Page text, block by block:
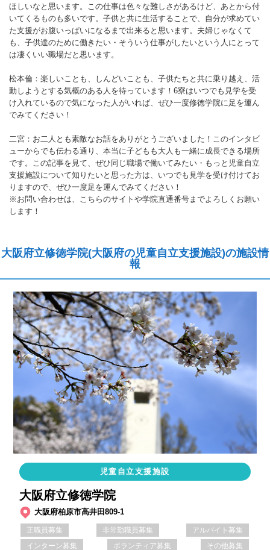
ほしいなと思います。この仕事は色々な難しさがあるけど、あとから付
いてくるものも多いです。子供と共に生活することで、自分が求めてい
た支援がお腹いっぱいになるまで出来ると思います。夫婦じゃなくて
も、子供達のために働きたい・そういう仕事がしたいという人にとって
は凄くいい職場だと思います。
松本倫：楽しいことも、しんどいことも、子供たちと共に乗り越え、活
動しようとする気概のある人を待っています！6寮はいつでも見学を受
け入れているので気になった人がいれば、ぜひ一度修徳学院に足を運ん
でみてください！
二宮：お二人とも素敵なお話をありがとうございました！このインタビ
ューからでも伝わる通り、本当に子どもも大人も一緒に成長できる場所
です。この記事を見て、ぜひ同じ職場で働いてみたい・もっと児童自立
支援施設について知りたいと思った方は、いつでも見学を受け付けてお
りますので、ぜひ一度足を運んでみてください！
※お問い合わせは、こちらのサイトや学院直通番号までよろしくお願い
します！
大阪府立修徳学院(大阪府の児童自立支援施設)の施設情
報
児童自立支援施設
大阪府立修徳学院
大阪府柏原市高井田809-1
正職員募集 非常勤職員募集
アルバイト募集
インターン募集
ボランティア募集 その他募集